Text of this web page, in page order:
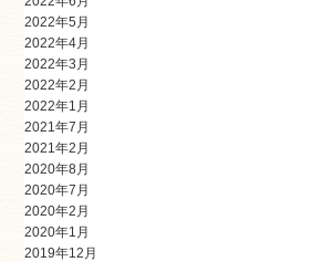
2022年5月
2022年4月
2022年3月
2022年2月
2022年1月
2021年7月
2021年2月
2020年8月
2020年7月
2020年2月
2020年1月
2019年12月